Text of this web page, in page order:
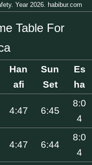
Year 2026. habibur.com
Table For
Han
afi
Sun
Set
Es
ha
4:47 6:45
8:0
4
4:47 6:44
8:0
4